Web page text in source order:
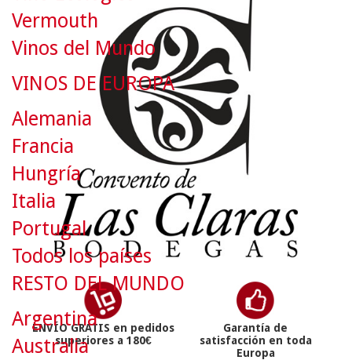
ENVÍO GRATIS en pedidos
superiores a 180€
Garantía de
satisfacción en toda
Europa
Vermouth
Vinos del Mundo
VINOS DE EUROPA
Alemania
Francia
Hungría
Italia
Portugal
Todos los países
RESTO DEL MUNDO
Argentina
Australia